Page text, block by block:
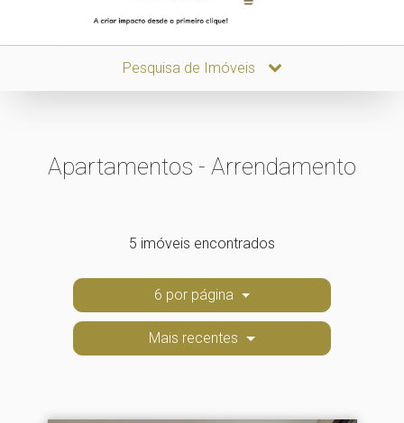
Pesquisa de Imóveis
Apartamentos - Arrendamento
5 imóveis encontrados
6 por página
Mais recentes